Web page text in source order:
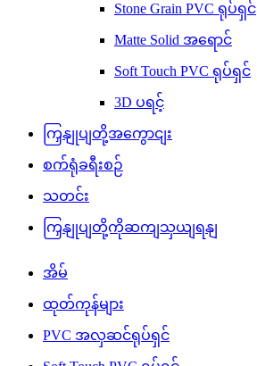
Stone Grain PVC ရုပ်ရှင်
Matte Solid အရောင်
Soft Touch PVC ရုပ်ရှင်
3D ပရင့်
ကြှနျုပျတို့အကွောငျး
စက်ရုံခရီးစဉ်
သတင်း
ကြှနျုပျတို့ကိုဆကျသှယျရနျ
အိမ်
ထုတ်ကုန်များ
PVC အလှဆင်ရုပ်ရှင်